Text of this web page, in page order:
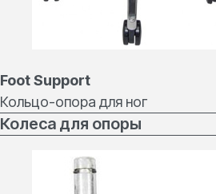
Foot Support
Кольцо-опора для ног
Колеса для опоры